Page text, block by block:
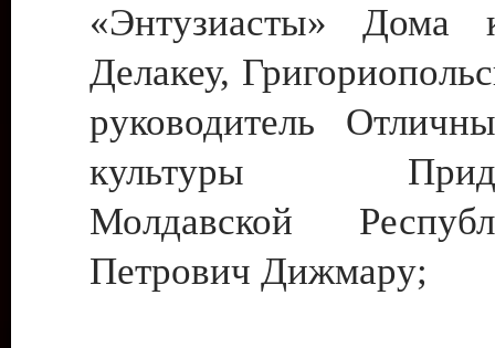
«Энтузиасты» Дома
Делакеу,
руководитель
культуры
Молдавской
Петрович Дижмару;